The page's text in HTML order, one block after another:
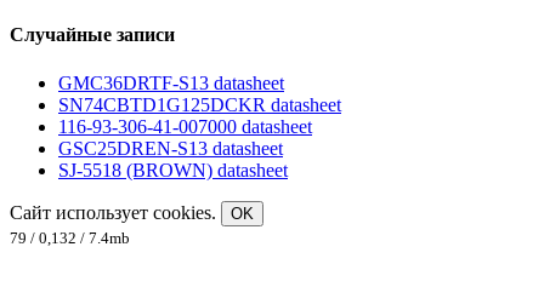
Случайные записи
GMC36DRTF-S13 datasheet
SN74CBTD1G125DCKR datasheet
116-93-306-41-007000 datasheet
GSC25DREN-S13 datasheet
SJ-5518 (BROWN) datasheet
Сайт использует cookies.
OK
79 / 0,132 / 7.4mb